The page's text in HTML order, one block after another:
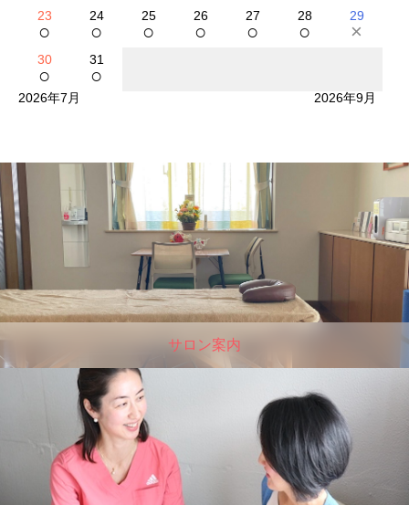
23
○
24
○
25
○
26
○
27
○
28
○
29
×
30
○
31
○
2026年7月 2026年9月
サロン案内